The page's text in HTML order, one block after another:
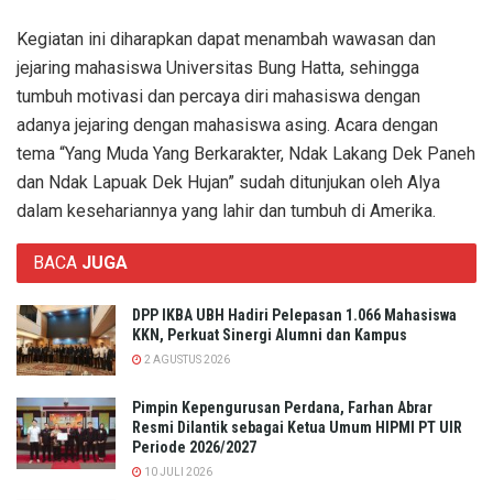
Kegiatan ini diharapkan dapat menambah wawasan dan
jejaring mahasiswa Universitas Bung Hatta, sehingga
tumbuh motivasi dan percaya diri mahasiswa dengan
adanya jejaring dengan mahasiswa asing. Acara dengan
tema “Yang Muda Yang Berkarakter, Ndak Lakang Dek Paneh
dan Ndak Lapuak Dek Hujan” sudah ditunjukan oleh Alya
dalam kesehariannya yang lahir dan tumbuh di Amerika.
BACA JUGA
DPP IKBA UBH Hadiri Pelepasan 1.066 Mahasiswa
KKN, Perkuat Sinergi Alumni dan Kampus
2 AGUSTUS 2026
Pimpin Kepengurusan Perdana, Farhan Abrar
Resmi Dilantik sebagai Ketua Umum HIPMI PT UIR
Periode 2026/2027
10 JULI 2026